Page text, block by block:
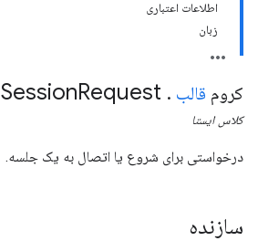
اطلاعات اعتباری
زبان
کروم قالب .
SessionRequest
کلاس ایستا
درخواستی برای شروع یا اتصال به یک جلسه.
سازنده